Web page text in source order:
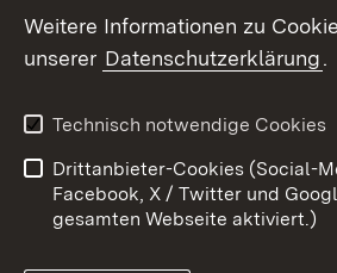
Kontakt
Barrierefreiheit
Impressum Cookies
Weitere Informationen zu
unserer Datenschutzerklärung.
Technisch notwendige Cookies
Drittanbieter-Cookies (Social-
Facebook, X / Twitter und
gesamten Webseite aktiviert.)